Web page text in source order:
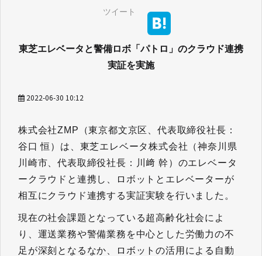
ツイート
東芝エレベータと警備ロボ「パトロ」のクラウド連携
実証を実施
2022-06-30 10:12
株式会社ZMP（東京都文京区、代表取締役社長：
谷口 恒）は、東芝エレベータ株式会社（神奈川県
川崎市、代表取締役社長：川﨑 幹）のエレベータ
ークラウドと連携し、ロボットとエレベーターが
相互にクラウド連携する実証実験を行いました。
現在の社会課題となっている超高齢化社会によ
り、運送業務や警備業務を中心とした労働力の不
足が深刻となるなか、ロボットの活用による自動